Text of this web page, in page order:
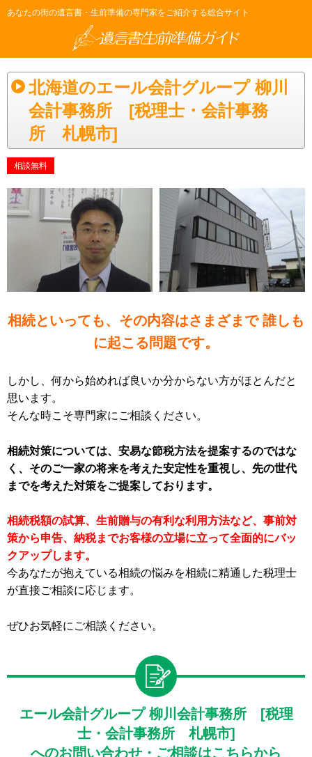
あなたの街の遺言書・生前準備の専門家をご紹介する総合サイト
北海道のエール会計グループ 柳川
会計事務所 [税理士・会計事務
所 札幌市]
相談無料
相続といっても、その内容はさまざまで 誰しも
に起こる問題です。
しかし、何から始めれば良いか分からない方がほとんだと
思います。
そんな時こそ専門家にご相談ください。
相続対策については、安易な節税方法を提案するのではな
く、そのご一家の将来を考えた安定性を重視し、先の世代
までを考えた対策をご提案しております。
相続税額の試算、生前贈与の有利な利用方法など、事前対
策から申告、納税までお客様の立場に立って全面的にバッ
クアップします。
今あなたが抱えている相続の悩みを相続に精通した税理士
が直接ご相談に応じます。
ぜひお気軽にご相談ください。
エール会計グループ 柳川会計事務所 [税理
士・会計事務所 札幌市]
へのお問い合わせ・ご相談はこちらから